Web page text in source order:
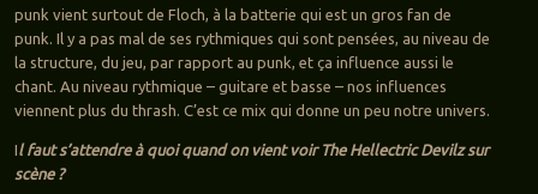
punk vient surtout de Floch, à la batterie qui est un gros fan de
punk. Il y a pas mal de ses rythmiques qui sont pensées, au niveau de
la structure, du jeu, par rapport au punk, et ça influence aussi le
chant. Au niveau rythmique – guitare et basse – nos influences
viennent plus du thrash. C’est ce mix qui donne un peu notre univers.
Il faut s’attendre à quoi quand on vient voir The Hellectric Devilz sur
scène ?